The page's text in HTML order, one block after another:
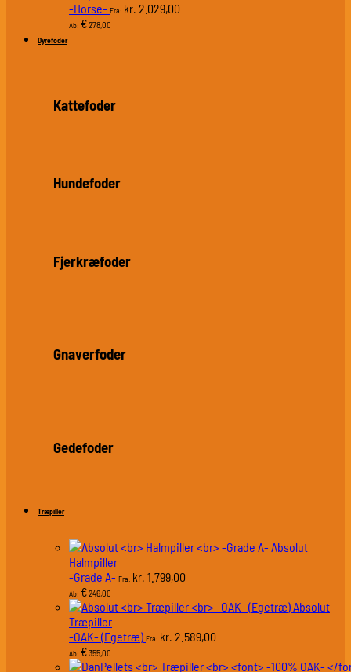
-Horse- Fra: kr. 2.029,00
Ab: €278,00
Dyrefoder
Kattefoder
Hundefoder
Fjerkræfoder
Gnaverfoder
Gedefoder
Træpiller
Absolut
Halmpiller
-Grade A- Fra: kr. 1.799,00
Ab: €246,00
Absolut
Træpiller
-OAK- (Egetræ) Fra: kr. 2.589,00
Ab: €355,00